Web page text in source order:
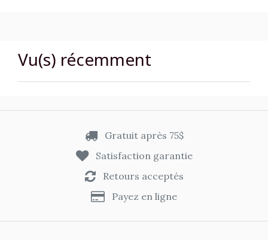
Vu(s) récemment
Gratuit après 75$
Satisfaction garantie
Retours acceptés
Payez en ligne